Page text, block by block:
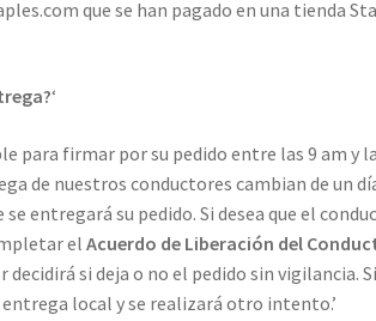
que se han pagado en una tienda
‘
para firmar por su pedido entre las 9 am y
de nuestros conductores cambian de un
entregará su pedido. Si desea que el
elAcuerdo de Liberación del
si deja o no el pedido sin vigilancia.
local y se realizará otro intento.’